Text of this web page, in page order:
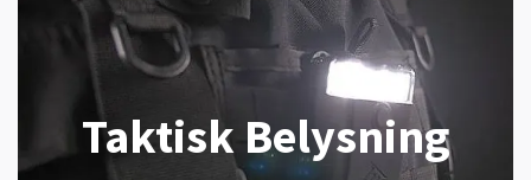
Taktisk Belysning